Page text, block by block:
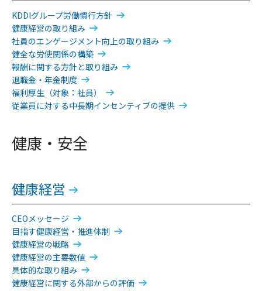
KDDIグループ労働慣行方針
健康経営の取り組み
社員のエンゲージメント向上の取り組み
健全な労使関係の構築
報酬に関する方針と取り組み
退職金・年金制度
福利厚生（対象：社員）
従業員に対する中長期インセンティブの提供
健康・安全
健康経営
CEOメッセージ
目指す健康経営・推進体制
健康経営の戦略
健康経営の主要数値
具体的な取り組み
健康経営に関する外部からの評価